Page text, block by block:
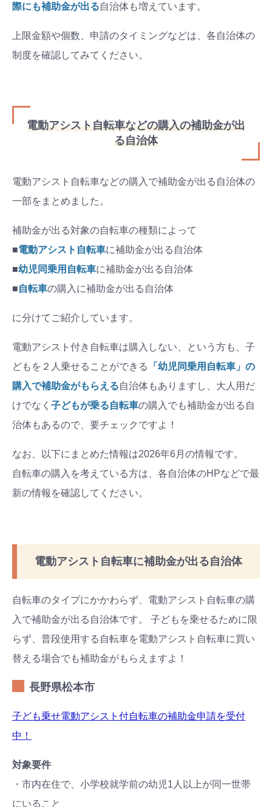
際にも補助金が出る自治体も増えています。
上限金額や個数、申請のタイミングなどは、各自治体の
制度を確認してみてください。
電動アシスト自転車などの購入の補助金が出
る自治体
電動アシスト自転車などの購入で補助金が出る自治体の
一部をまとめました。
補助金が出る対象の自転車の種類によって
■電動アシスト自転車に補助金が出る自治体
■幼児同乗用自転車に補助金が出る自治体
■自転車の購入に補助金が出る自治体
に分けてご紹介しています。
電動アシスト付き自転車は購入しない、という方も、子
どもを２人乗せることができる
「幼児同乗用自転車」の
購入で補助金がもらえる自治体もありますし、大人用だ
けでなく 子どもが乗る自転車の購入でも補助金が出る自
治体もあるので、要チェックですよ！
なお、以下にまとめた情報は2026年6月の情報です。
自転車の購入を考えている方は、各自治体のHPなどで最
新の情報を確認してください。
電動アシスト自転車に補助金が出る自治体
自転車のタイプにかかわらず、電動アシスト自転車の購
入で補助金が出る自治体です。 子どもを乗せるために限
らず、普段使用する自転車を電動アシスト自転車に買い
替える場合でも補助金がもらえますよ！
長野県松本市
子ども乗せ電動アシスト付自転車の補助金申請を受付
中！
対象要件
・市内在住で、小学校就学前の幼児1人以上が同一世帯
にいること
プレゼント&
キャンペーン
妊娠&出産 子育て